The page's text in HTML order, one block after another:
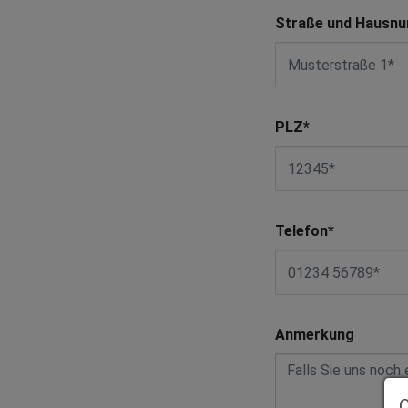
Straße und
PLZ*
Telefon*
Anmerkung